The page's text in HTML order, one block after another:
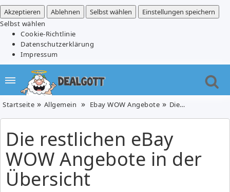
Akzeptieren
Ablehnen Selbst wählen
Einstellungen speichern
Selbst wählen
Cookie-Richtlinie
Datenschutzerklärung
Impressum
Startseite Allgemein Ebay WOW Angebote Die restlichen eBay WOW Angebote in der Übersicht
Die restlichen eBay
WOW Angebote in der
Übersicht